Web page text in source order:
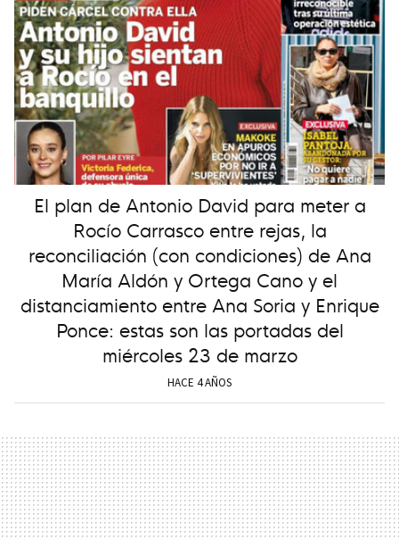
El plan de Antonio David para meter a
Rocío Carrasco entre rejas, la
reconciliación (con condiciones) de Ana
María Aldón y Ortega Cano y el
distanciamiento entre Ana Soria y Enrique
Ponce: estas son las portadas del
miércoles 23 de marzo
HACE 4 AÑOS